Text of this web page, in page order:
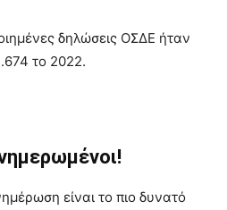
δηλώσεις ΟΣΔΕ ήταν
το 2022.
είναι το πιο δυνατό